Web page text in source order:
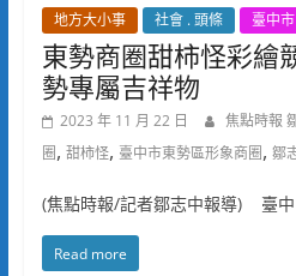
地方大小事 社會 . 頭條 臺中市
東勢商圈甜柿怪彩繪
勢專屬吉祥物
2023 年 11 月 22 日 焦點時報
圈, 甜柿怪, 臺中市東勢區形象商圈, 鄒
(焦點時報/記者鄒志中報導) 臺中
Read more